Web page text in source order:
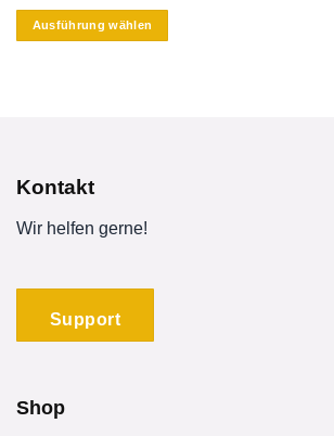
Ausführung wählen
Die
Optionen
der
Produktseite
gewählt
Kontakt
Wir helfen gerne!
Support
Shop